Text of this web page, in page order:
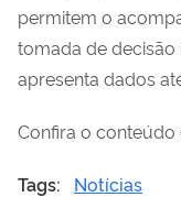
permitem o
tomada de decisão
apresenta dados
Confira o
Tags: Notícias